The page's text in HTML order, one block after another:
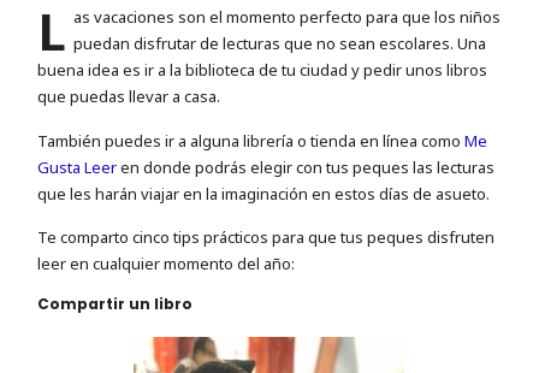
L as vacaciones son el momento perfecto para que los niños
puedan disfrutar de lecturas que no sean escolares. Una
buena idea es ir a la biblioteca de tu ciudad y pedir unos libros
que puedas llevar a casa.
También puedes ir a alguna librería o tienda en línea comoMe
Gusta Leeren donde podrás elegir con tus peques las lecturas
que les harán viajar en la imaginación en estos días de asueto.
Te comparto cinco tips prácticos para que tus peques disfruten
leer en cualquier momento del año:
Compartir un libro